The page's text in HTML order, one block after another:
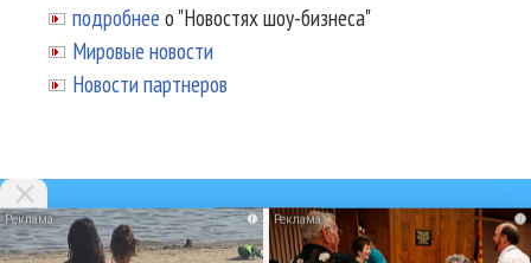
подробнее о "Новостях шоу-бизнеса"
Мировые новости
Новости партнеров
© 2002-2026.Информационное
i i